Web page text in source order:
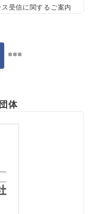
受信に関するご案内
体